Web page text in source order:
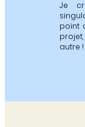
Je
point
autre !